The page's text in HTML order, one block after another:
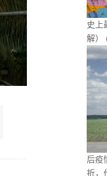
史上
解）
后疫
折，